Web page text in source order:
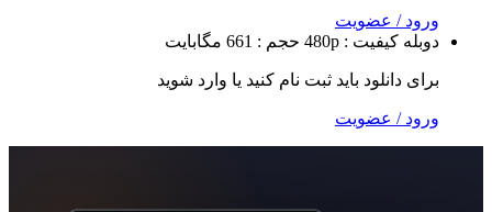
/ عضویت
کیفیت : 480p حجم : 661 مگابایت
دانلود باید ثبت نام کنید یا وارد شوید
/ عضویت